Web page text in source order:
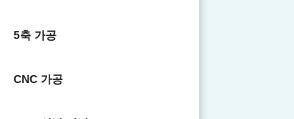
5축 가공
CNC 가공